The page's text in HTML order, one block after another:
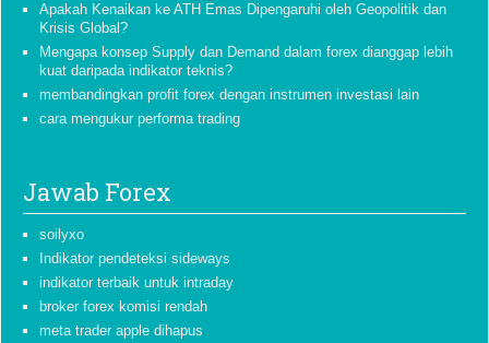
Apakah Kenaikan ke ATH Emas Dipengaruhi oleh Geopolitik dan
Krisis Global?
Mengapa konsep Supply dan Demand dalam forex dianggap lebih
kuat daripada indikator teknis?
membandingkan profit forex dengan instrumen investasi lain
cara mengukur performa trading
Jawab Forex
soilyxo
Indikator pendeteksi sideways
indikator terbaik untuk intraday
broker forex komisi rendah
meta trader apple dihapus